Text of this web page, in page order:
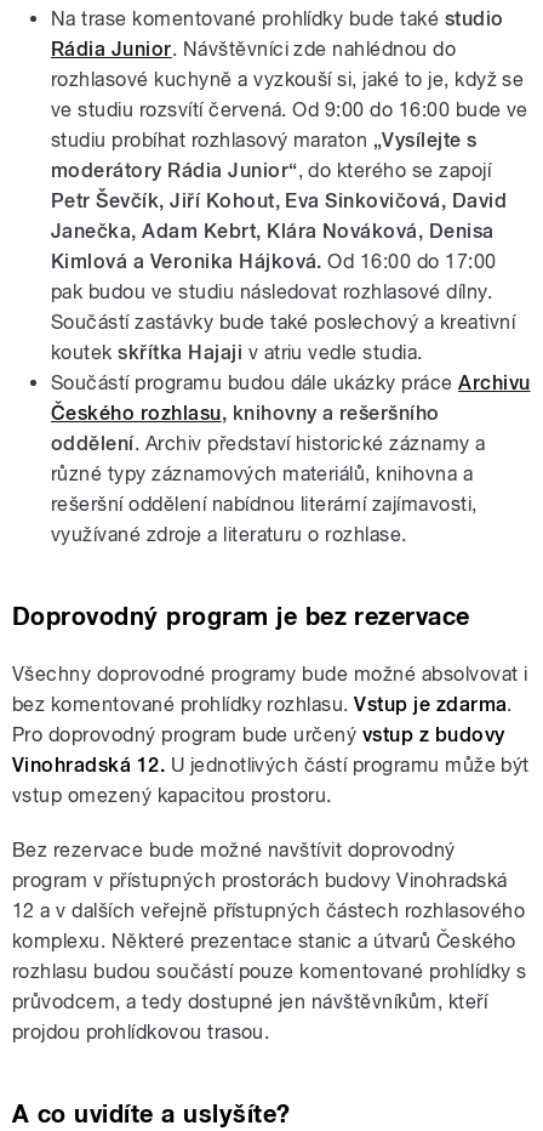
Na trase komentované prohlídky bude také studio
Rádia Junior. Návštěvníci zde nahlédnou do
rozhlasové kuchyně a vyzkouší si, jaké to je, když se
ve studiu rozsvítí červená. Od 9:00 do 16:00 bude ve
studiu probíhat rozhlasový maraton „Vysílejte s
moderátory Rádia Junior“, do kterého se zapojí
Petr Ševčík, Jiří Kohout, Eva Sinkovičová, David
Janečka, Adam Kebrt, Klára Nováková, Denisa
Kimlová a Veronika Hájková. Od 16:00 do 17:00
pak budou ve studiu následovat rozhlasové dílny.
Součástí zastávky bude také poslechový a kreativní
koutekskřítka Hajaji v atriu vedle studia.
Součástí programu budou dále ukázky práceArchivu
Českého rozhlasu, knihovny a rešeršního
oddělení. Archiv představí historické záznamy a
různé typy záznamových materiálů, knihovna a
rešeršní oddělení nabídnou literární zajímavosti,
využívané zdroje a literaturu o rozhlase.
Doprovodný program je bez rezervace
Všechny doprovodné programy bude možné absolvovat i
bez komentované prohlídky rozhlasu.Vstup je zdarma.
Pro doprovodný program bude určený vstup z budovy
Vinohradská 12. U jednotlivých částí programu může být
vstup omezený kapacitou prostoru.
Bez rezervace bude možné navštívit doprovodný
program v přístupných prostorách budovy Vinohradská
12 a v dalších veřejně přístupných částech rozhlasového
komplexu. Některé prezentace stanic a útvarů Českého
rozhlasu budou součástí pouze komentované prohlídky s
průvodcem, a tedy dostupné jen návštěvníkům, kteří
projdou prohlídkovou trasou.
A co uvidíte a uslyšíte?